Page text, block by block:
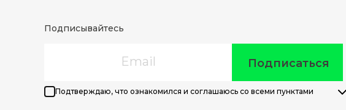
Подписывайтесь
Подписаться
Подтверждаю, что ознакомился и соглашаюсь со всеми пунктами